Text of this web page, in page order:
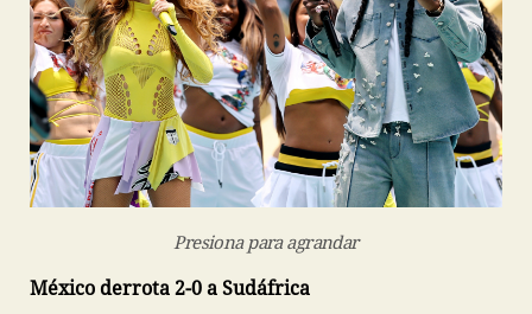
Presiona para agrandar
México derrota 2-0 a Sudáfrica